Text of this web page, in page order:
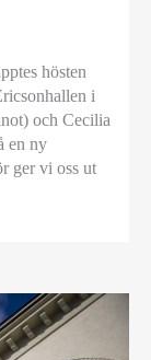
hösten
i
och Cecilia
en ny
ger vi oss ut